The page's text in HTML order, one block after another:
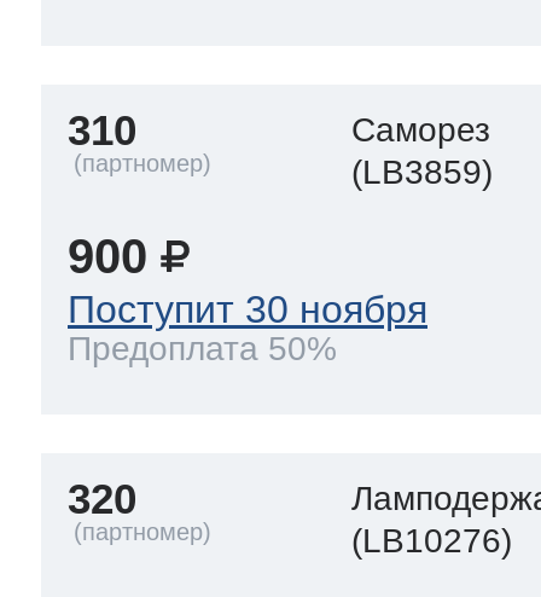
310
Саморез
(LB3859)
900
Поступит 30 ноября
Предоплата 50%
320
(LB10276)